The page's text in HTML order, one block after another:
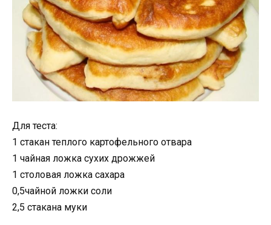
Для теста:
1 стакан теплого картофельного отвара
1 чайная ложка сухих дрожжей
1 столовая ложка сахара
0,5чайной ложки соли
2,5 стакана муки